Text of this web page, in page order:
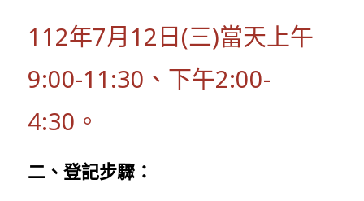
112年7月12日(三)當天上午
9:00-11:30、下午2:00-
4:30。
二、登記步驟：